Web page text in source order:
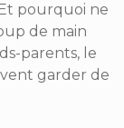
pourquoi ne
de main
parents, le
garder de